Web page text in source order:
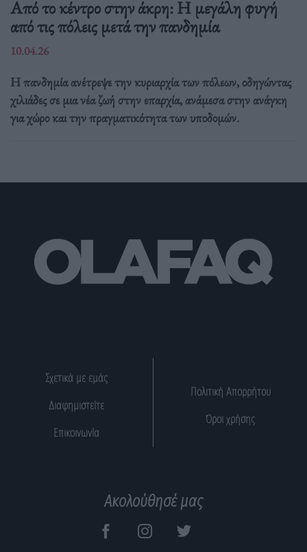
Από το κέντρο στην άκρη: H μεγάλη φυγή
από τις πόλεις μετά την πανδημία
10.04.26
Η πανδημία ανέτρεψε την κυριαρχία των πόλεων, οδηγώντας
χιλιάδες σε μια νέα ζωή στην επαρχία, ανάμεσα στην ανάγκη
για χώρο και την πραγματικότητα των υποδομών.
Σχετικά με εμάς
Διαφημιστείτε
Επικοινωνία
Πολιτική Απορρήτου
Όροι χρήσης
Ακολούθησέ μας